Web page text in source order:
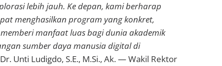
lebih jauh. Ke depan, kami berharap
menghasilkan program yang konkret,
manfaat luas bagi dunia akademik
sumber daya manusia digital di
Unti Ludigdo, S.E., M.Si., Ak. — Wakil Rektor